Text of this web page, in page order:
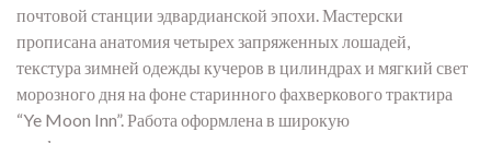
почтовой станции эдвардианской эпохи. Мастерски
прописана анатомия четырех запряженных лошадей,
текстура зимней одежды кучеров в цилиндрах и мягкий свет
морозного дня на фоне старинного фахверкового трактира
“Ye Moon Inn”. Работа оформлена в широкую